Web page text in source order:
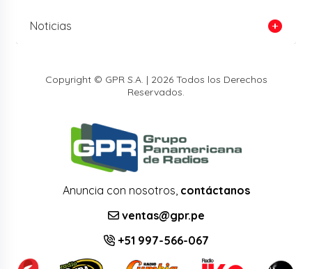
Noticias
Copyright © GPR S.A. | 2026 Todos los Derechos
Reservados.
Anuncia con nosotros, contáctanos
ventas@gpr.pe
+51 997-566-067